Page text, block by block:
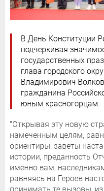
В День Конституции
подчеркивая
государственных
глава городского
Владимирович
гражданина
юным красногорцам.
"Открывая эту новую
намеченным целям,
ориентиры: заветы
истории, преданность
именно вам,
равняясь на Героев